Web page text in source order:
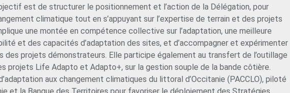
est de structurer le positionnement et l’action de la Délégation, pour
climatique tout en s’appuyant sur l’expertise de terrain et des projets
une montée en compétence collective sur l’adaptation, une meilleure
et des capacités d’adaptation des sites, et d’accompagner et expérimenter
des projets démonstrateurs. Elle participe également au transfert de l’outillage
projets Life Adapto et Adapto+, sur la gestion souple de la bande côtière.
aux changement climatiques du littoral d’Occitanie (PACCLO), piloté